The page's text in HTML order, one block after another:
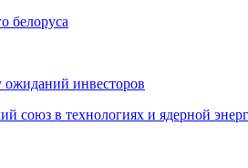
белоруса
ожиданий инвесторов
союз в технологиях и ядерной